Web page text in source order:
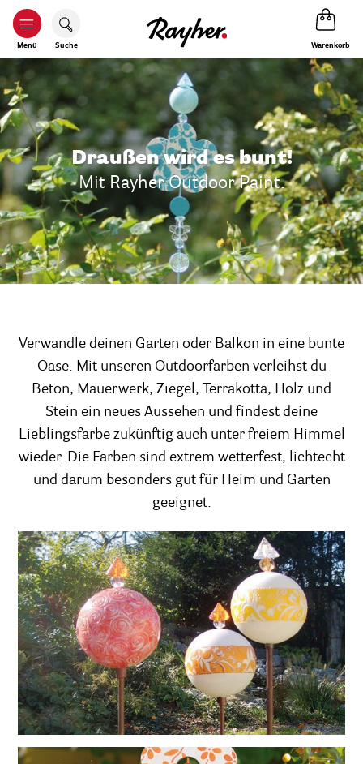
Menü Suche Warenkorb
Draußen wird es bunt!
Mit Rayher Outdoor Paint.
Verwandle deinen Garten oder Balkon in eine bunte
Oase. Mit unseren Outdoorfarben verleihst du
Beton, Mauerwerk, Ziegel, Terrakotta, Holz und
Stein ein neues Aussehen und findest deine
Lieblingsfarbe zukünftig auch unter freiem Himmel
wieder. Die Farben sind extrem wetterfest, lichtecht
und darum besonders gut für Heim und Garten
geeignet.